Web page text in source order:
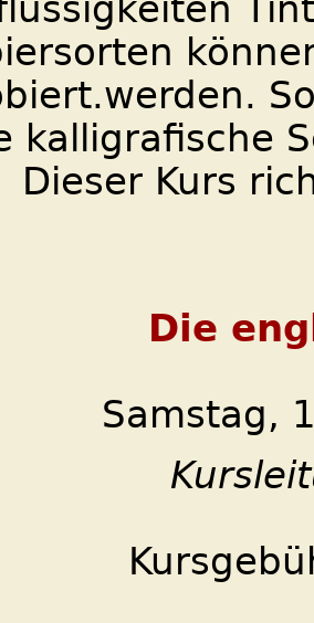
kalligrafische
Dieser Kurs
Die
Samstag,